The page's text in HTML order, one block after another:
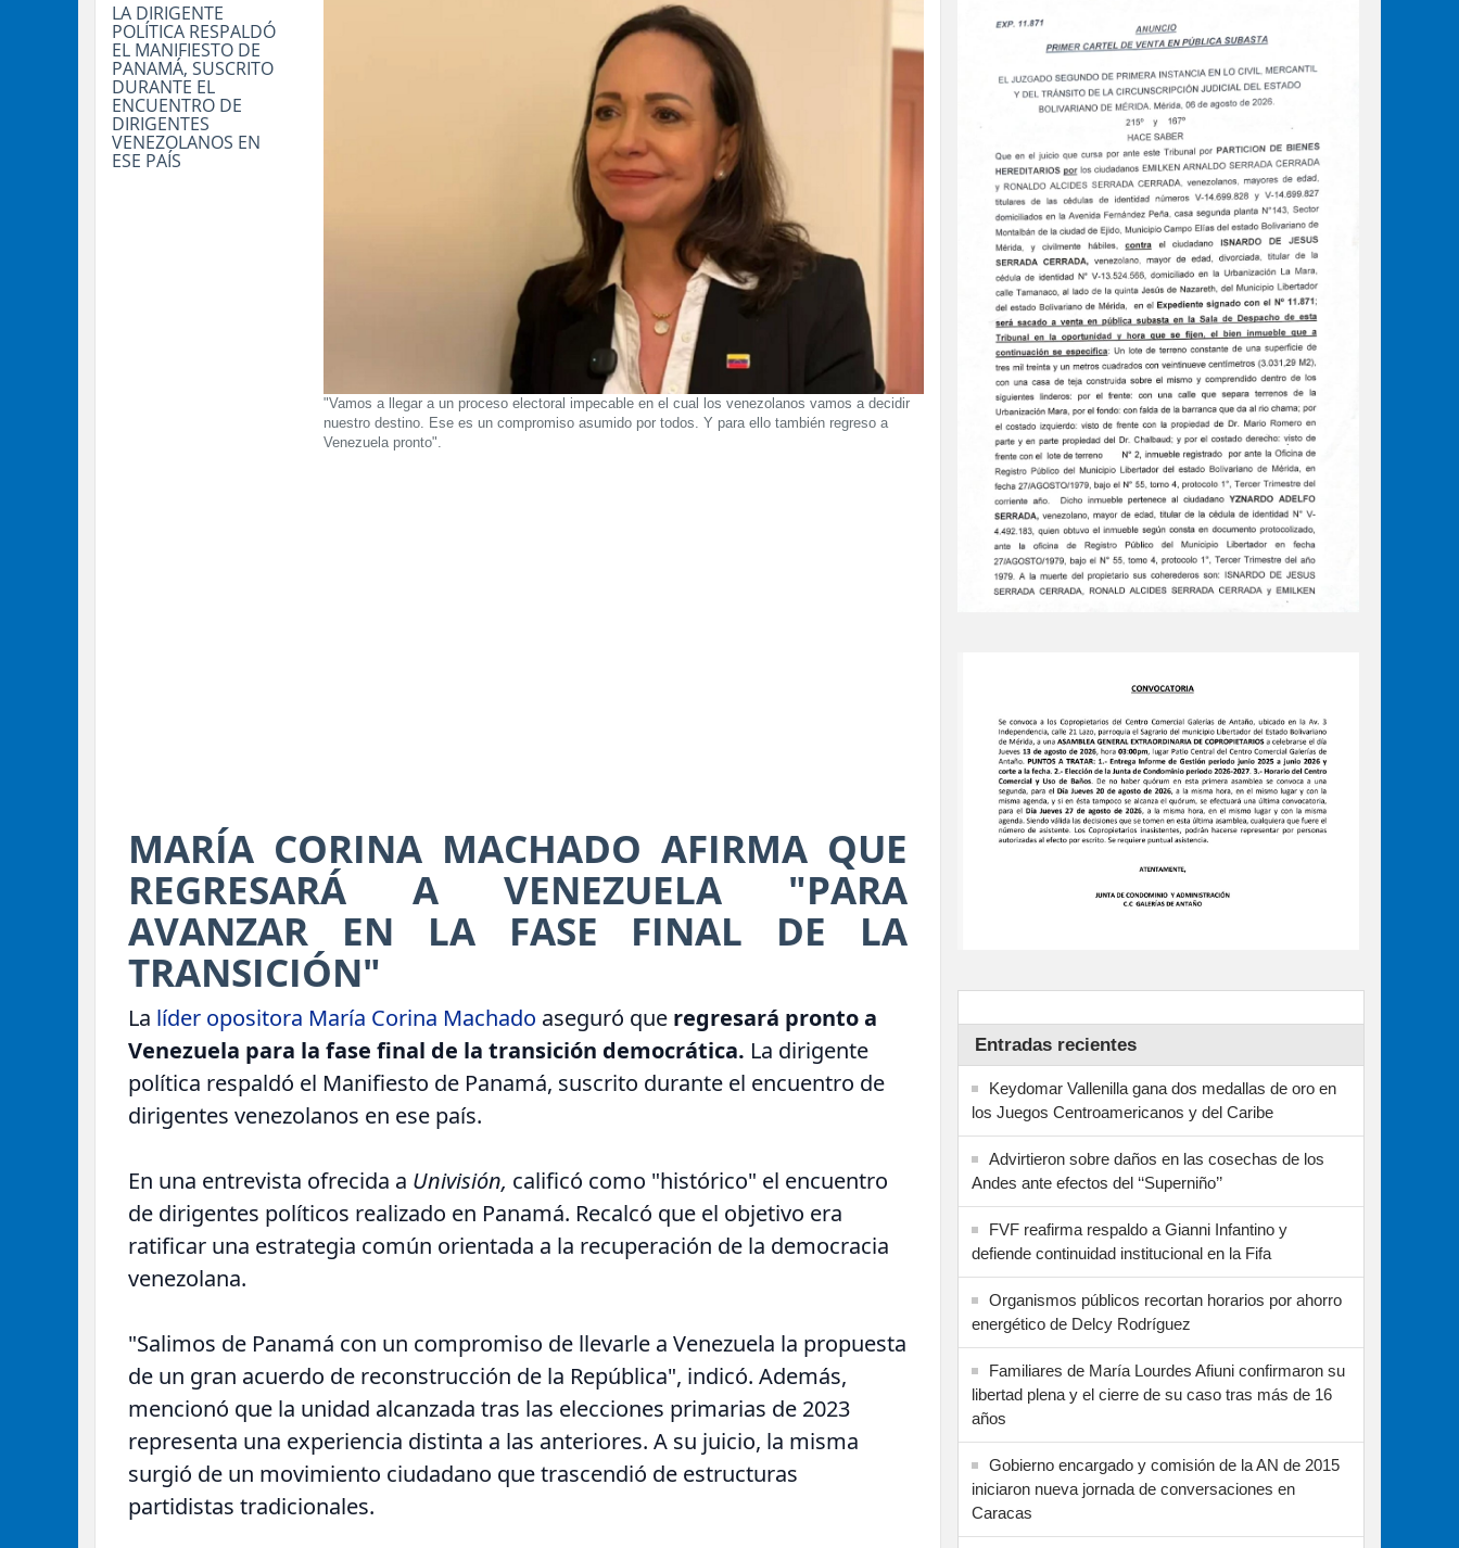
"Vamos a llegar a un proceso electoral impecable en el cual los venezolanos vamos a decidir
nuestro destino. Ese es un compromiso asumido por todos. Y para ello también regreso a
Venezuela pronto".
LA DIRIGENTE
POLÍTICA RESPALDÓ
EL MANIFIESTO DE
PANAMÁ, SUSCRITO
DURANTE EL
ENCUENTRO DE
DIRIGENTES
VENEZOLANOS EN
ESE PAÍS
MARÍA CORINA MACHADO AFIRMA QUE
REGRESARÁ A VENEZUELA "PARA
AVANZAR EN LA FASE FINAL DE LA
TRANSICIÓN"
La líder opositora María Corina Machado aseguró que regresará pronto a
Venezuela para la fase final de la transición democrática. La dirigente
política respaldó el Manifiesto de Panamá, suscrito durante el encuentro de
dirigentes venezolanos en ese país.
En una entrevista ofrecida a Univisión, calificó como "histórico" el encuentro
de dirigentes políticos realizado en Panamá. Recalcó que el objetivo era
ratificar una estrategia común orientada a la recuperación de la democracia
venezolana.
"Salimos de Panamá con un compromiso de llevarle a Venezuela la propuesta
de un gran acuerdo de reconstrucción de la República", indicó. Además,
mencionó que la unidad alcanzada tras las elecciones primarias de 2023
representa una experiencia distinta a las anteriores. A su juicio, la misma
surgió de un movimiento ciudadano que trascendió de estructuras
partidistas tradicionales.
Entradas recientes
Keydomar Vallenilla gana dos medallas de oro en
los Juegos Centroamericanos y del Caribe
Advirtieron sobre daños en las cosechas de los
Andes ante efectos del ‘‘Superniño’’
FVF reafirma respaldo a Gianni Infantino y
defiende continuidad institucional en la Fifa
Organismos públicos recortan horarios por ahorro
energético de Delcy Rodríguez
Familiares de María Lourdes Afiuni confirmaron su
libertad plena y el cierre de su caso tras más de 16
años
Gobierno encargado y comisión de la AN de 2015
iniciaron nueva jornada de conversaciones en
Caracas